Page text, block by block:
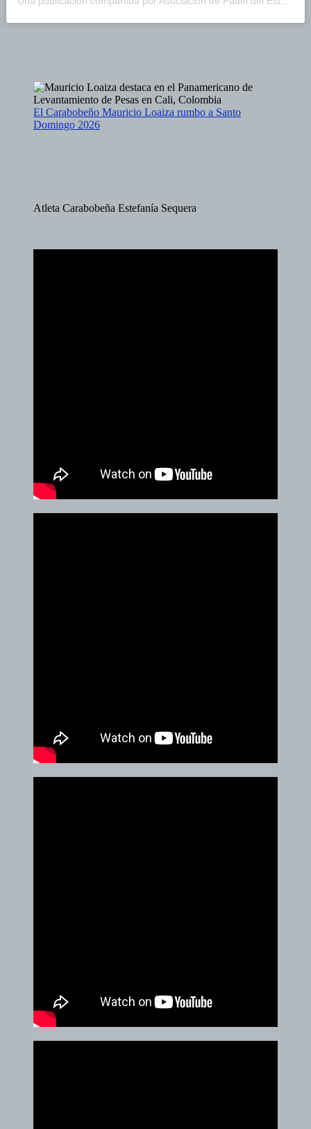
El Carabobeño Mauricio Loaiza rumbo a Santo
Domingo 2026
Atleta Carabobeña Estefanía Sequera